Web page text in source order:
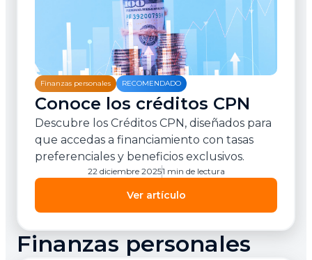
Finanzas personales RECOMENDADO
Conoce los créditos CPN
Descubre los Créditos CPN, diseñados para
que accedas a financiamiento con tasas
preferenciales y beneficios exclusivos.
Ver artículo
22 diciembre 20251 min de lectura
Finanzas personales